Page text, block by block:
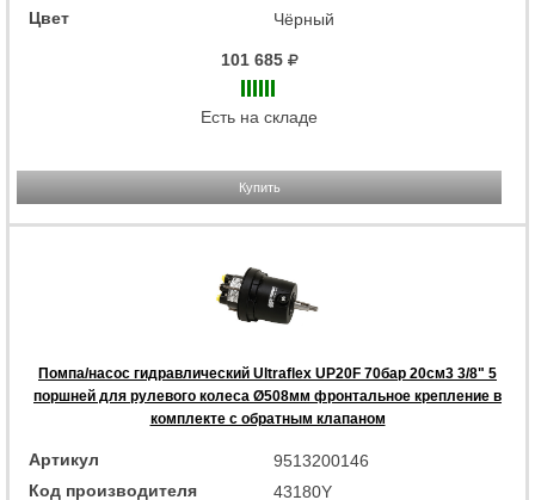
Цвет
Чёрный
101 685
Есть на складе
Купить
Помпа/насос гидравлический Ultraflex UP20F 70бар 20см3 3/8" 5
поршней для рулевого колеса Ø508мм фронтальное крепление в
комплекте с обратным клапаном
Артикул
9513200146
Код производителя
43180Y